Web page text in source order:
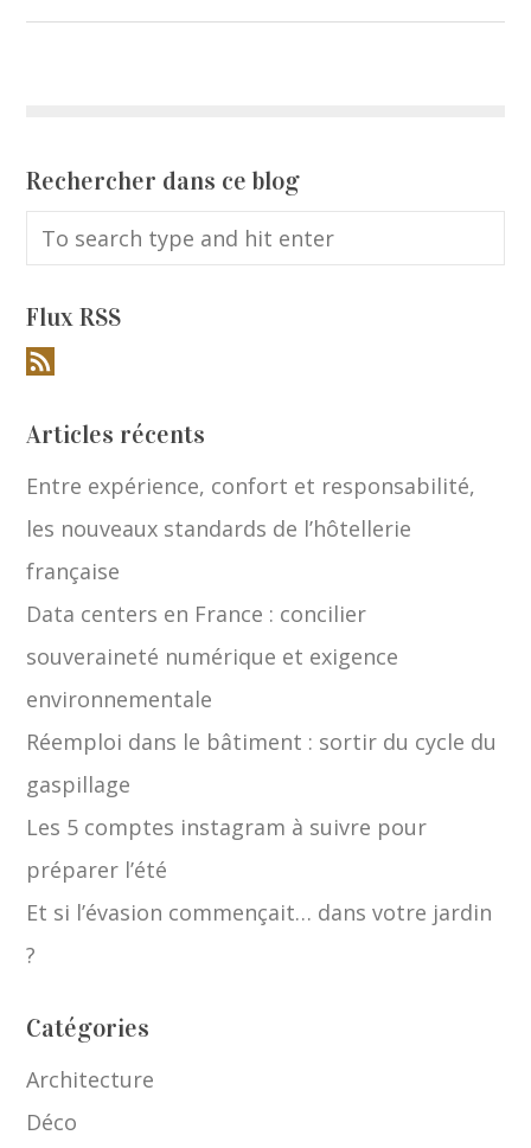
Rechercher dans ce blog
Flux RSS
Articles récents
Entre expérience, confort et responsabilité,
les nouveaux standards de l’hôtellerie
française
Data centers en France : concilier
souveraineté numérique et exigence
environnementale
Réemploi dans le bâtiment : sortir du cycle du
gaspillage
Les 5 comptes instagram à suivre pour
préparer l’été
Et si l’évasion commençait… dans votre jardin
?
Catégories
Architecture
Déco